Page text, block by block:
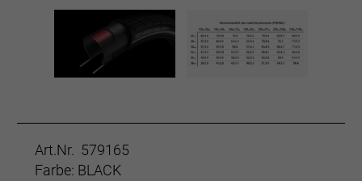
Art.Nr. 579165
Farbe: BLACK